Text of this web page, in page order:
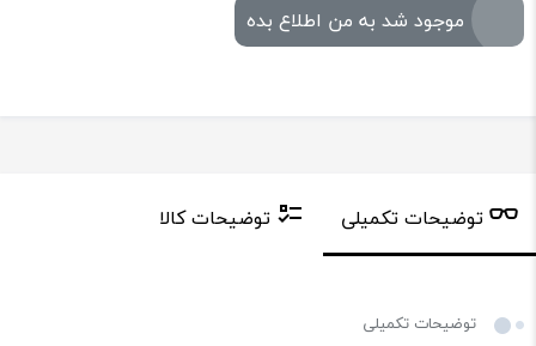
موجود شد به من اطلاع بده
توضیحات تکمیلی توضیحات کالا
توضیحات تکمیلی